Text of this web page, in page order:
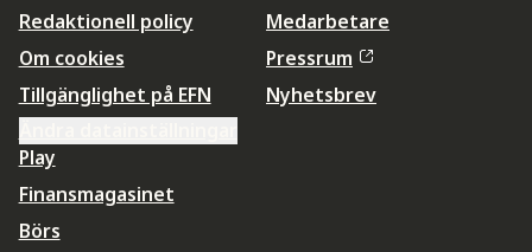
Redaktionell policy
Om cookies
Tillgänglighet på EFN
Medarbetare
Pressrum
Nyhetsbrev
Play
Finansmagasinet
Börs